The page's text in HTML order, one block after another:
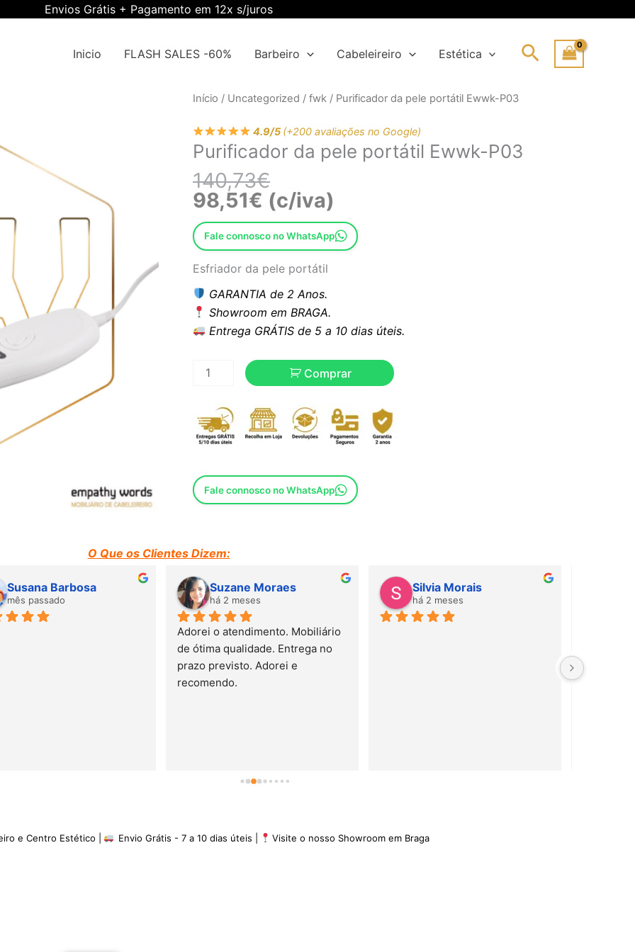
Envios Grátis + Pagamento em 12x s/juros
Inicio FLASH SALES -60% Barbeiro Cabeleireiro Estética Search
Início / Uncategorized / fwk / Purificador da pele portátil Ewwk-P03
4.9/5 (+200 avaliações no Google)
Purificador da pele portátil Ewwk-P03
140,73€
O
original
era:
O
atual
é:
98,51€ (c/iva)
Fale connosco no WhatsApp
Esfriador da pele portátil
GARANTIA de 2 Anos.
Showroom em BRAGA.
Entrega GRÁTIS de 5 a 10 dias úteis.
Quantidade
Purificador
da
pele
portátil
Ewwk-
P03
Comprar
Fale connosco no WhatsApp
O Que os Clientes Dizem:
Susana Barbosa
mês passado
Suzane Moraes
há 2 meses
Adorei o atendimento. Mobiliário
de ótima qualidade. Entrega no
prazo previsto. Adorei e
recomendo.
Silvia Morais
há 2 meses
rápido!
e Centro Estético | Envio Grátis - 7 a 10 dias úteis | Visite o nosso Showroom em Braga